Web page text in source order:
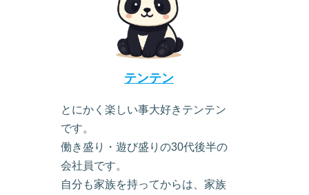
テンテン
とにかく楽しい事大好きテンテン
です。
働き盛り・遊び盛りの30代後半の
会社員です。
自分も家族を持ってからは、家族